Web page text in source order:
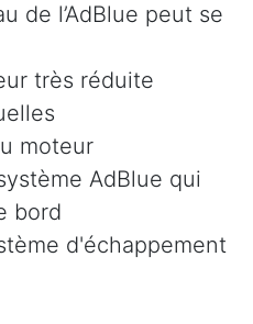
de l’AdBlue peut se
très réduite
moteur
AdBlue qui
bord
d'échappement